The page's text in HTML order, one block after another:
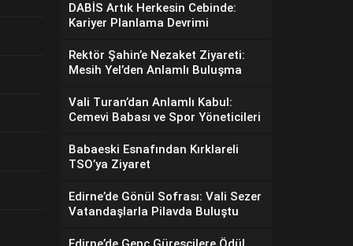
DABİS Artık Herkesin Cebinde:
Kariyer Planlama Devrimi
Rektör Şahin’e Nezaket Ziyareti:
Mesih Yel’den Anlamlı Buluşma
Vali Turan’dan Anlamlı Kabul:
Cemevi Babası ve Spor Yöneticileri
Babaeski Esnafından Kırklareli
TSO’ya Ziyaret
Edirne’de Gönül Sofrası: Vali Sezer
Vatandaşlarla Pilavda Buluştu